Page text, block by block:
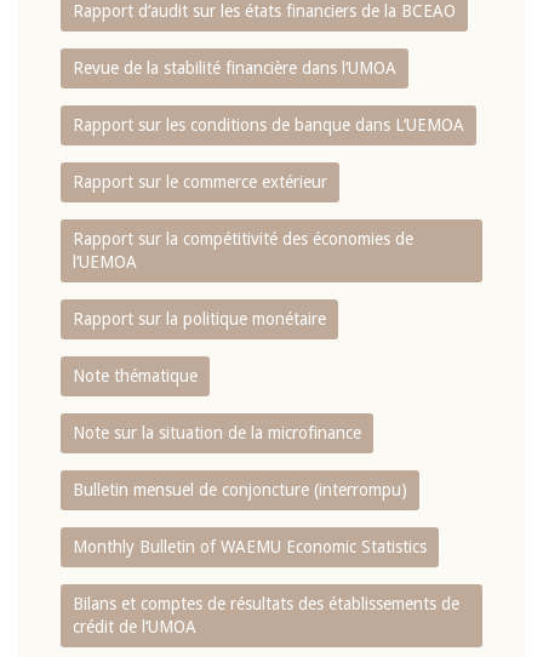
Rapport d‘audit sur les états financiers de la BCEAO
Revue de la stabilité financière dans l‘UMOA
Rapport sur les conditions de banque dans L‘UEMOA
Rapport sur le commerce extérieur
Rapport sur la compétitivité des économies de
l‘UEMOA
Rapport sur la politique monétaire
Note thématique
Note sur la situation de la microfinance
Bulletin mensuel de conjoncture (interrompu)
Monthly Bulletin of WAEMU Economic Statistics
Bilans et comptes de résultats des établissements de
crédit de l‘UMOA